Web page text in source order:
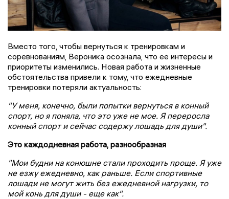
Вместо того, чтобы вернуться к тренировкам и
соревнованиям, Вероника осознала, что ее интересы и
приоритеты изменились. Новая работа и жизненные
обстоятельства привели к тому, что ежедневные
тренировки потеряли актуальность:
"У меня, конечно, были попытки вернуться в конный
спорт, но я поняла, что это уже не мое. Я переросла
конный спорт и сейчас содержу лошадь для души".
Это каждодневная работа, разнообразная
"Мои будни на конюшне стали проходить проще. Я уже
не езжу ежедневно, как раньше. Если спортивные
лошади не могут жить без ежедневной нагрузки, то
мой конь для души - еще как".